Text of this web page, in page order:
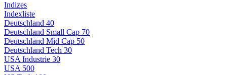
Indizes
Indexliste
Deutschland 40
Deutschland Small Cap 70
Deutschland Mid Cap 50
Deutschland Tech 30
USA Industrie 30
USA 500